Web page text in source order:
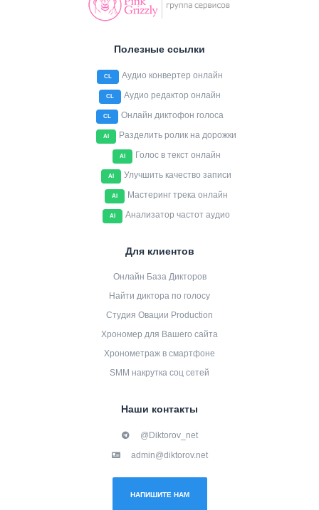
Полезные ссылки
CL Аудио конвертер онлайн
CL Аудио редактор онлайн
CL Онлайн диктофон голоса
AI Разделить ролик на дорожки
AI Голос в текст онлайн
AI Улучшить качество записи
AI Мастеринг трека онлайн
AI Анализатор частот аудио
Для клиентов
Онлайн База Дикторов
Найти диктора по голосу
Студия Овации Production
Хрономер для Вашего сайта
Хронометраж в смартфоне
SMM накрутка соц сетей
Наши контакты
@Diktorov_net
admin@diktorov.net
НАПИШИТЕ НАМ